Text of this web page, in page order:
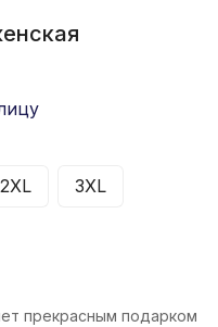
2XL 3XL
прекрасным подарком